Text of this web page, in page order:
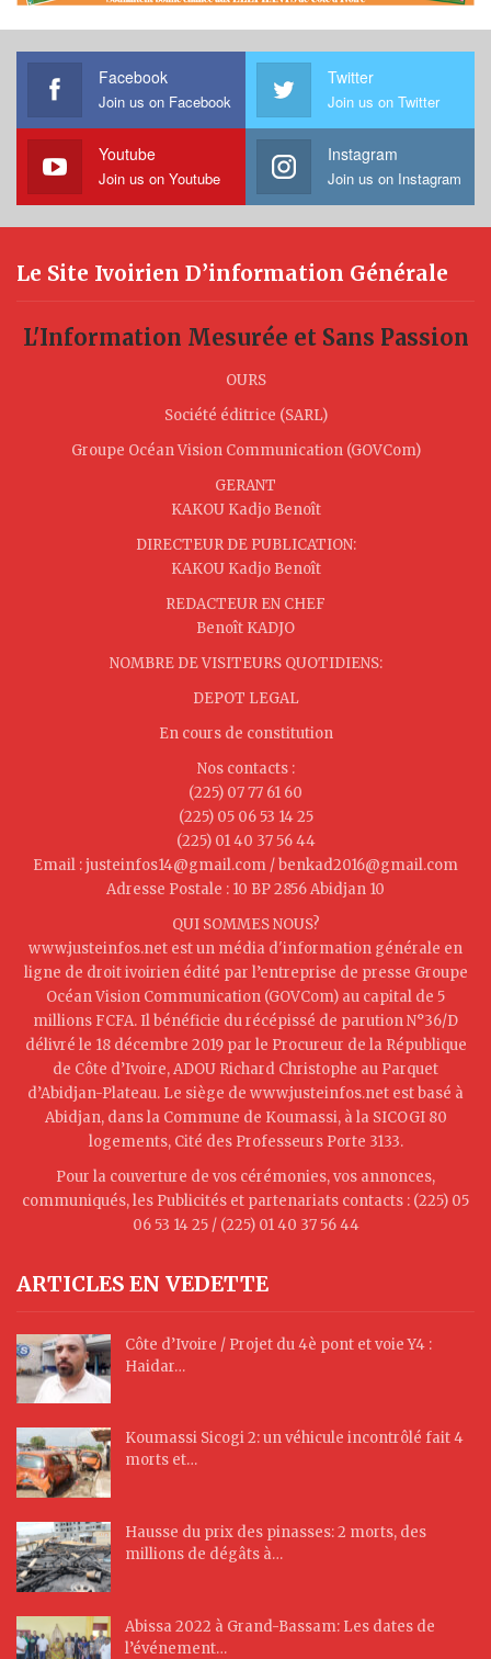
Facebook
Join us on Facebook
Twitter
Join us on Twitter
Youtube
Join us on Youtube
Instagram
Join us on Instagram
Le Site Ivoirien D’information Générale
L'Information Mesurée et Sans Passion
OURS
Société éditrice (SARL)
Groupe Océan Vision Communication (GOVCom)
GERANT
KAKOU Kadjo Benoît
DIRECTEUR DE PUBLICATION:
KAKOU Kadjo Benoît
REDACTEUR EN CHEF
Benoît KADJO
NOMBRE DE VISITEURS QUOTIDIENS:
DEPOT LEGAL
En cours de constitution
Nos contacts :
(225) 07 77 61 60
(225) 05 06 53 14 25
(225) 01 40 37 56 44
Email : justeinfos14@gmail.com / benkad2016@gmail.com
Adresse Postale : 10 BP 2856 Abidjan 10
QUI SOMMES NOUS?
www.justeinfos.net est un média d'information générale en
ligne de droit ivoirien édité par l’entreprise de presse Groupe
Océan Vision Communication (GOVCom) au capital de 5
millions FCFA. Il bénéficie du récépissé de parution N°36/D
délivré le 18 décembre 2019 par le Procureur de la République
de Côte d’Ivoire, ADOU Richard Christophe au Parquet
d’Abidjan-Plateau. Le siège de www.justeinfos.net est basé à
Abidjan, dans la Commune de Koumassi, à la SICOGI 80
logements, Cité des Professeurs Porte 3133.
Pour la couverture de vos cérémonies, vos annonces,
communiqués, les Publicités et partenariats contacts : (225) 05
06 53 14 25 / (225) 01 40 37 56 44
ARTICLES EN VEDETTE
Côte d’Ivoire / Projet du 4è pont et voie Y4 :
Haidar…
Koumassi Sicogi 2: un véhicule incontrôlé fait 4
morts et…
Hausse du prix des pinasses: 2 morts, des
millions de dégâts à…
Abissa 2022 à Grand-Bassam: Les dates de
l’événement…